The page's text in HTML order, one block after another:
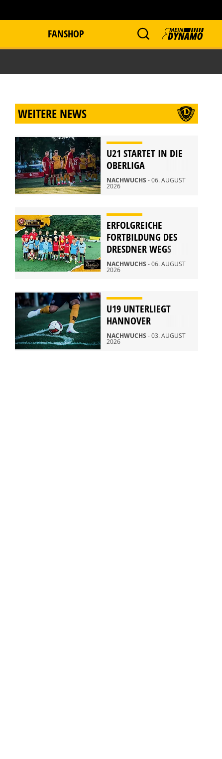
FANSHOP
WEITERE NEWS
U21 STARTET IN DIE
OBERLIGA
NACHWUCHS - 06. AUGUST
2026
ERFOLGREICHE
FORTBILDUNG DES
DRESDNER WEGS
NACHWUCHS - 06. AUGUST
2026
U19 UNTERLIEGT
HANNOVER
NACHWUCHS - 03. AUGUST
2026